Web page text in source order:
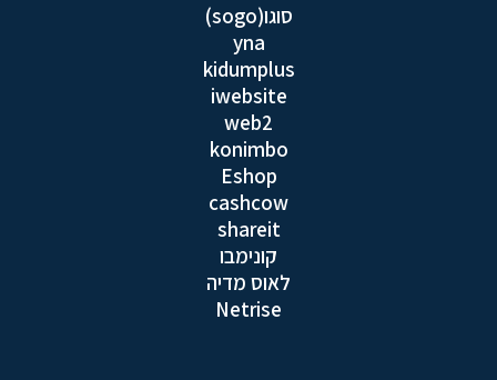
סוגו(sogo)
yna
kidumplus
iwebsite
web2
konimbo
Eshop
cashcow
shareit
קונימבו
לאוס מדיה
Netrise